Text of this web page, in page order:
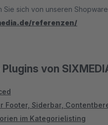
Sie sich von unseren
referenzen/
von
Footer, Siderbar,
im Kategorielisting